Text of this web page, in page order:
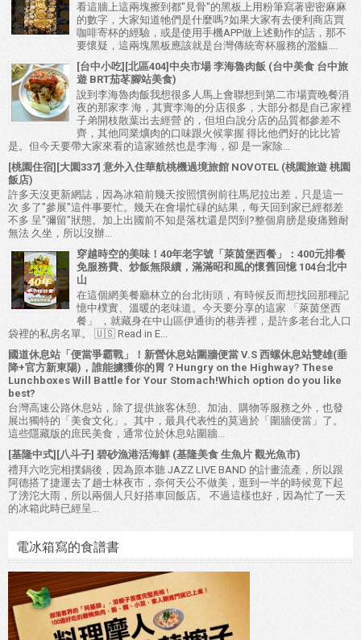
看這牆上這兩塊擦到都"見骨"的黑板上用粉筆寫著密密麻麻
的數字，大家知道牠們是什麼嗎?如果大家有去便利商店買
咖啡寄杯的經驗，或是使用手機APP做上述動作的話，那不
要懷疑，這兩塊黑板應該就是台灣傳統寄杯服務的濫觴....
[台中小吃][北區404]中央市場 李海魯肉飯 (台中美食 台中旅
遊 BRT茄苳腳站美食)
說到李海魯肉飯我想很多人馬上會聯想到第二市場賣晚餐消
夜的那家李 海，其實李海的分店很多，大部分都是自己家裡
子弟開枝散葉出去經營 的，但坦白說分店的品質都參差不
齊，其他同業爌肉的口味跟火候掌握 得比他們好的比比皆
是。但今天要帶大家來看的這家雖然也是李海，卻 是一家除...
[桃園住宿][大園337] 意外入住華航桃機過境旅館 NOVOTEL (桃園旅遊 桃園
飯店)
許多天沒更新網誌，因為冰箱前幾天按照慣例前往馬尼拉出差，只是這一
次 多了"參展"這件事要忙。幾天在會場忙碌的結果，每天回到家已經都差
不多 呈"彌留"狀態。加上出國前不知是落枕還是閃到?整個肩膀是痠痛難耐
無法 久坐，所以沒辦...
穿越時空的美味！40年老字號「萊茵堡西餐」：400元排餐
免服務費、炒飯無限續，滿滿昭和風的懷舊回憶 104台北中
山
在這個網美餐廳林立的台北街頭，有時候反而想找回那種記
憶中樸實、溫暖的老味道。今天要分享的這家 「萊茵堡西
餐」 ，就藏身在中山區伊通街的巷弄裡，是許多老台北人口
袋裡的私房名單。 🇺🇸 Read in E...
國道休息站「便當爭霸戰」！新營休息站圍牆便當 V.S 西螺休息站雙雄(垂
降+官方新東陽)，誰能擄獲你的胃？Hungry on the Highway? These
Lunchboxes Will Battle for Your Stomach!Which option do you like
best?
台灣高速公路休息站，除了提供旅客休憩、加油、購物等服務之外，也發
展出獨特的「美食文化」。其中，最具代表性的莫過於「圍牆便當」了。
這些隱藏版的庶民美食，通常位於休息站圍牆...
[基隆中式][八斗子] 碧砂漁港活海鮮 (基隆美食 生魚片 觀光魚市)
禮拜六吃完相撲鍋後，因為原本聽 JAZZ LIVE BAND 的計畫流產，所以跟
阿德搭了捷運去了趟士林夜市，奈何天公不做美，逛到一半的時候竟下起
了滂沱大雨，所以兩個人只好搭車回飯店。 不過這樣也好，因為忙了一天
的冰箱此時已經呈...
電冰箱寫的食譜書